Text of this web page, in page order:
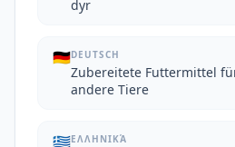
dyr
🇩🇪DEUTSCH
Zubereitete Futtermittel
andere Tiere
🇬🇷ΕΛΛΗΝΙΚΆ